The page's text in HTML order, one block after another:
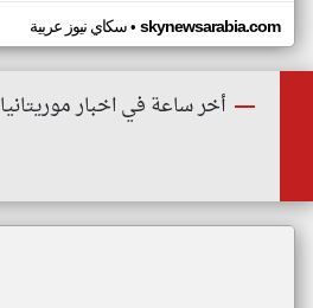
سكاي نيوز عربية• skynewsarabia.com
أخر ساعة في اخبار موريتانيا